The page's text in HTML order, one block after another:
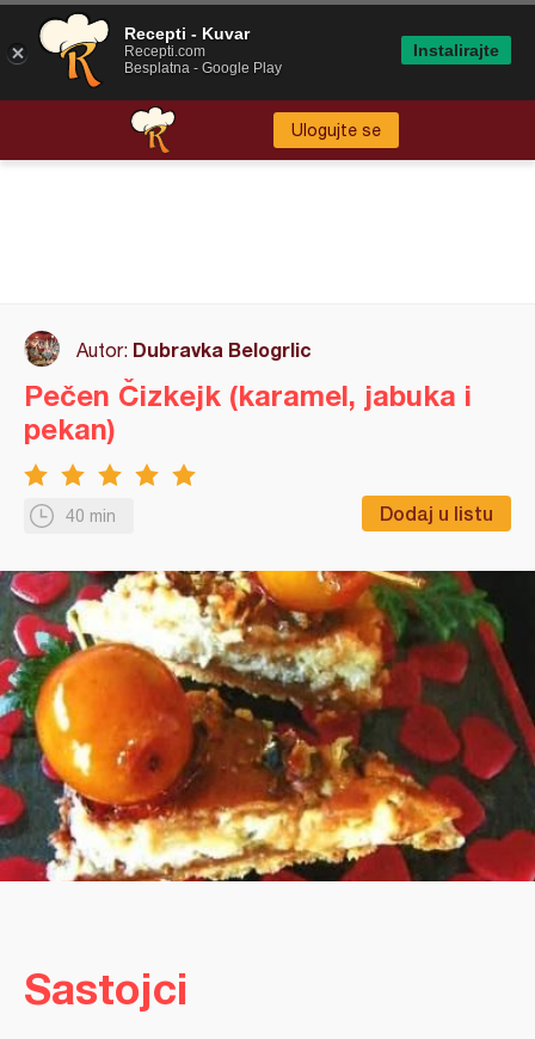
Ulogujte se
Autor: Dubravka Belogrlic
40 min Dodaj u listu
Pečen Čizkejk (karamel, jabuka i
pekan)
Sastojci
Recepti - Kuvar
Recepti.com
Besplatna - Google Play
Instalirajte